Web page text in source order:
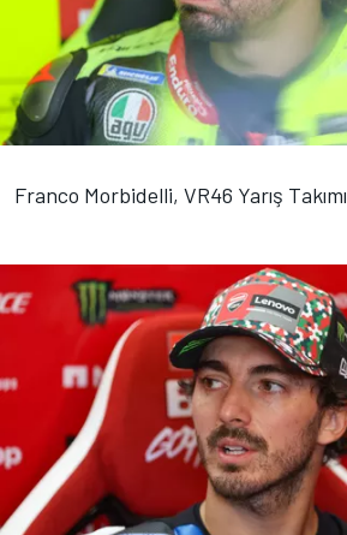
Franco Morbidelli, VR46 Yarış Takımı